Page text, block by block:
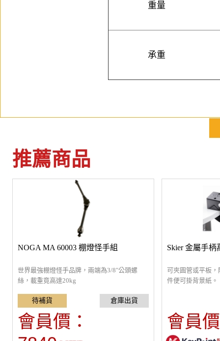
重量
承重
推薦商品
NOGA MA 60003 棚燈怪手組
世界最強棚燈怪手品牌，兩端為3/8"公頭螺
絲，載重竟高達20kg
會員價：
Skier 金屬手柄
可夾圓管或平板
件便可掛背景紙。
會員